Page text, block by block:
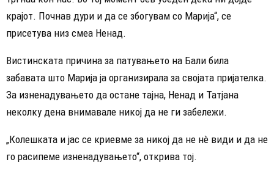
крајот. Почнав дури и да се збогувам со Марија“, се
присетува низ смеа Ненад.
Вистинската причина за патувањето на Бали била
забавата што Марија ја организирала за својата пријателка.
За изненадувањето да остане тајна, Ненад и Татјана
неколку дена внимавале никој да не ги забележи.
„Колешката и јас се криевме за никој да не нè види и да не
го расипеме изненадувањето“, открива тој.